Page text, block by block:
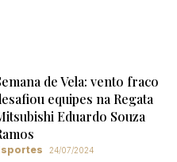
de Vela: vento fraco
equipes na Regata
Eduardo Souza
24/07/2024